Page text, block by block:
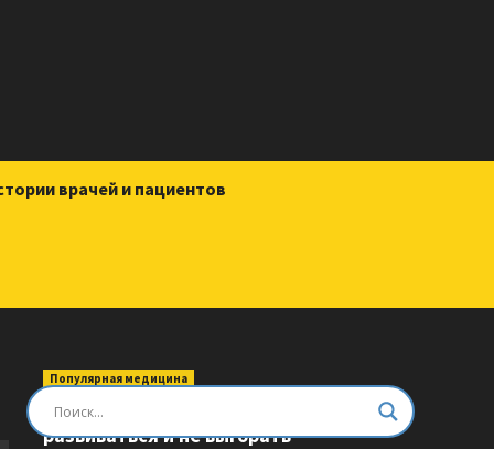
врачей и пациентов
Популярная медицина
Быть врачом. Как помогать,
развиваться и не выгорать